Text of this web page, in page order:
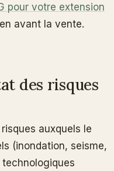
pour votre extension
avant la vente.
des risques
risques auxquels le
(inondation, seisme,